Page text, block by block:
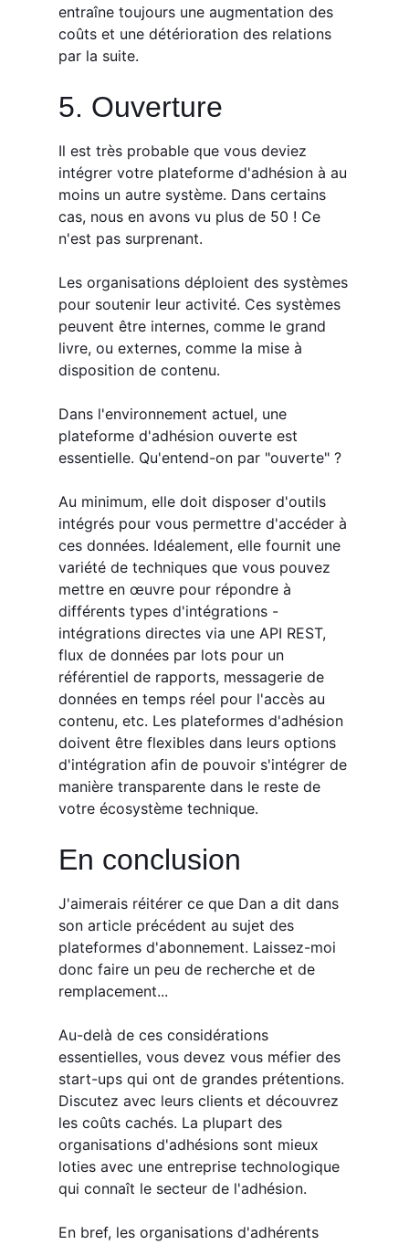
entraîne toujours une augmentation des
coûts et une détérioration des relations
par la suite.
5. Ouverture
Il est très probable que vous deviez
intégrer votre plateforme d'adhésion à au
moins un autre système. Dans certains
cas, nous en avons vu plus de 50 ! Ce
n'est pas surprenant.
Les organisations déploient des systèmes
pour soutenir leur activité. Ces systèmes
peuvent être internes, comme le grand
livre, ou externes, comme la mise à
disposition de contenu.
Dans l'environnement actuel, une
plateforme d'adhésion ouverte est
essentielle. Qu'entend-on par "ouverte" ?
Au minimum, elle doit disposer d'outils
intégrés pour vous permettre d'accéder à
ces données. Idéalement, elle fournit une
variété de techniques que vous pouvez
mettre en œuvre pour répondre à
différents types d'intégrations -
intégrations directes via une API REST,
flux de données par lots pour un
référentiel de rapports, messagerie de
données en temps réel pour l'accès au
contenu, etc. Les plateformes d'adhésion
doivent être flexibles dans leurs options
d'intégration afin de pouvoir s'intégrer de
manière transparente dans le reste de
votre écosystème technique.
En conclusion
J'aimerais réitérer ce que Dan a dit dans
son article précédent au sujet des
plateformes d'abonnement. Laissez-moi
donc faire un peu de recherche et de
remplacement...
Au-delà de ces considérations
essentielles, vous devez vous méfier des
start-ups qui ont de grandes prétentions.
Discutez avec leurs clients et découvrez
les coûts cachés. La plupart des
organisations d'adhésions sont mieux
loties avec une entreprise technologique
qui connaît le secteur de l'adhésion.
En bref, les organisations d'adhérents